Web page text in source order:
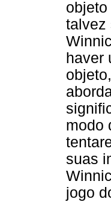
talvez
haver
modo
suas
jogo